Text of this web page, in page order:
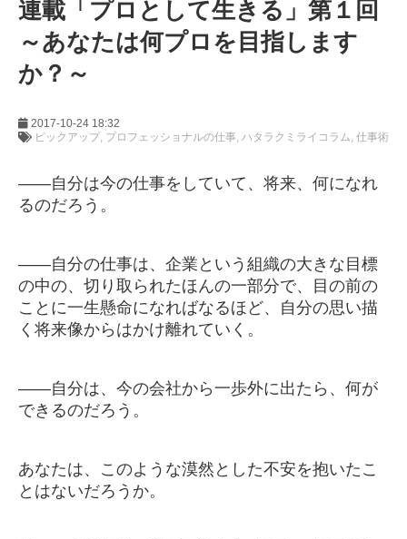
連載「プロとして生きる」第１回
～あなたは何プロを目指します
か？～
2017-10-24 18:32
ピックアップ プロフェッショナルの仕事 ハタラクミライコラム 仕事術
――自分は今の仕事をしていて、将来、何になれ
るのだろう。
――自分の仕事は、企業という組織の大きな目標
の中の、切り取られたほんの一部分で、目の前の
ことに一生懸命になればなるほど、自分の思い描
く将来像からはかけ離れていく。
――自分は、今の会社から一歩外に出たら、何が
できるのだろう。
あなたは、このような漠然とした不安を抱いたこ
とはないだろうか。